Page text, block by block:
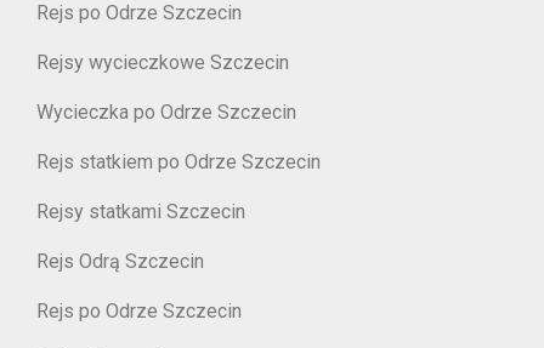
Rejs po Odrze Szczecin
Rejsy wycieczkowe Szczecin
Wycieczka po Odrze Szczecin
Rejs statkiem po Odrze Szczecin
Rejsy statkami Szczecin
Rejs Odrą Szczecin
Rejs po Odrze Szczecin